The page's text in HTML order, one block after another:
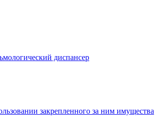
диспансер
закрепленного за ним имущества